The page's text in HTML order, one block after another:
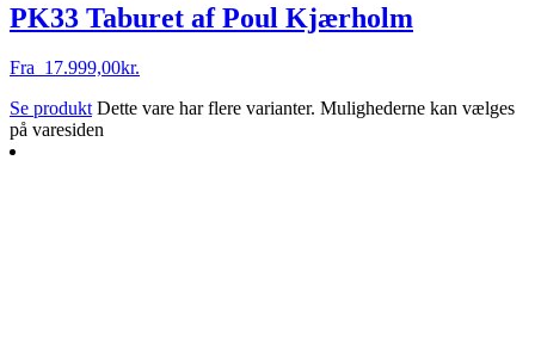
PK33 Taburet af Poul Kjærholm
Fra 17.999,00kr.
Se produkt Dette vare har flere varianter. Mulighederne kan vælges
på varesiden